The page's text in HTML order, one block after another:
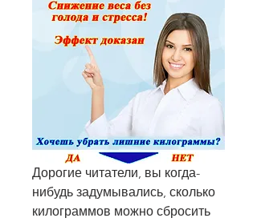
Дорогие читатели, вы когда-
нибудь задумывались, сколько
килограммов можно сбросить